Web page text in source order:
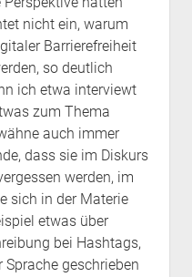
nicht ein, warum
Barrierefreiheit
so deutlich
ich etwa interviewt
zum Thema
auch immer
dass sie im Diskurs
werden, im
sich in der Materie
etwas über
bei Hashtags,
geschrieben